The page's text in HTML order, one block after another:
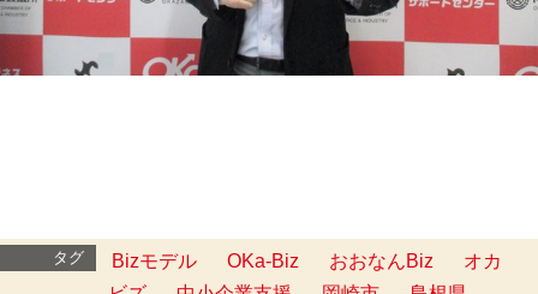
タグ Bizモデル OKa-Biz おおなんBiz
オカ